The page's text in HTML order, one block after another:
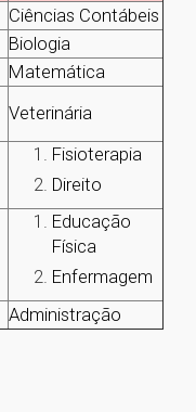
Ciências Contábeis
Biologia
Matemática
Veterinária
Fisioterapia
Direito
Educação
Física
Enfermagem
Administração